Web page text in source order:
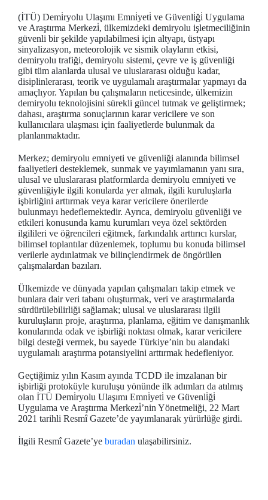
(İTÜ) Demi̇ryolu Ulaşımı Emni̇yeti̇ ve Güvenli̇ği̇ Uygulama
ve Araştırma Merkezi̇, ülkemizdeki demiryolu işletmeciliğinin
güvenli bir şekilde yapılabilmesi için altyapı, üstyapı
sinyalizasyon, meteorolojik ve sismik olayların etkisi,
demiryolu trafiği, demiryolu sistemi, çevre ve iş güvenliği
gibi tüm alanlarda ulusal ve uluslararası olduğu kadar,
disiplinlerarası, teorik ve uygulamalı araştırmalar yapmayı da
amaçlıyor. Yapılan bu çalışmaların neticesinde, ülkemizin
demiryolu teknolojisini sürekli güncel tutmak ve geliştirmek;
dahası, araştırma sonuçlarının karar vericilere ve son
kullanıcılara ulaşması için faaliyetlerde bulunmak da
planlanmaktadır.
Merkez; demiryolu emniyeti ve güvenliği alanında bilimsel
faaliyetleri desteklemek, sunmak ve yayımlamanın yanı sıra,
ulusal ve uluslararası platformlarda demiryolu emniyeti ve
güvenliğiyle ilgili konularda yer almak, ilgili kuruluşlarla
işbirliğini arttırmak veya karar vericilere önerilerde
bulunmayı hedeflemektedir. Ayrıca, demiryolu güvenliği ve
etkileri konusunda kamu kurumları veya özel sektörden
ilgilileri ve öğrencileri eğitmek, farkındalık arttırıcı kurslar,
bilimsel toplantılar düzenlemek, toplumu bu konuda bilimsel
verilerle aydınlatmak ve bilinçlendirmek de öngörülen
çalışmalardan bazıları.
Ülkemizde ve dünyada yapılan çalışmaları takip etmek ve
bunlara dair veri tabanı oluşturmak, veri ve araştırmalarda
sürdürülebilirliği sağlamak; ulusal ve uluslararası ilgili
kuruluşların proje, araştırma, planlama, eğitim ve danışmanlık
konularında odak ve işbirliği noktası olmak, karar vericilere
bilgi desteği vermek, bu sayede Türkiye’nin bu alandaki
uygulamalı araştırma potansiyelini arttırmak hedefleniyor.
Geçtiğimiz yılın Kasım ayında TCDD ile imzalanan bir
işbirliği protoküyle kuruluşu yönünde ilk adımları da atılmış
olan İTÜ Demi̇ryolu Ulaşımı Emni̇yeti̇ ve Güvenli̇ği̇
Uygulama ve Araştırma Merkezi̇’nin Yönetmeliği, 22 Mart
2021 tarihli Resmî Gazete’de yayımlanarak yürürlüğe girdi.
İlgili Resmî Gazete’ye buradan ulaşabilirsiniz.